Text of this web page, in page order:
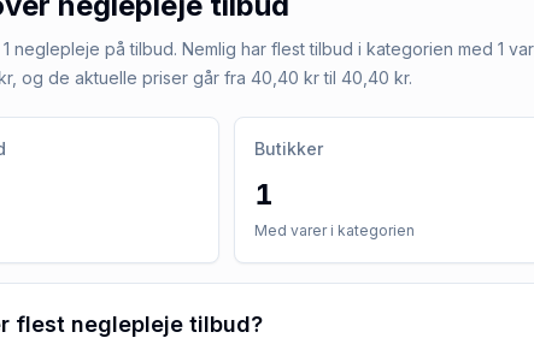
neglepleje på tilbud. Nemlig har flest tilbud i kategorien med 1
og de aktuelle priser går fra 40,40 kr til 40,40 kr.
Butikker
1
Med varer i kategorien
flest neglepleje tilbud?